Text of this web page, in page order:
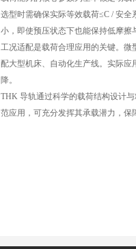
选型时需确保实际等效载荷≤C / 安
小，即使预压状态下也能保持低摩擦
工况适配是载荷合理应用的关键。微
配大型机床、自动化生产线。实际
降。
THK 导轨通过科学的载荷结构设计
范应用，可充分发挥其承载潜力，